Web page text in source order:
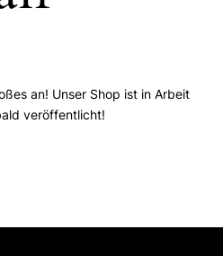
an! Unser Shop ist in Arbeit
veröffentlicht!